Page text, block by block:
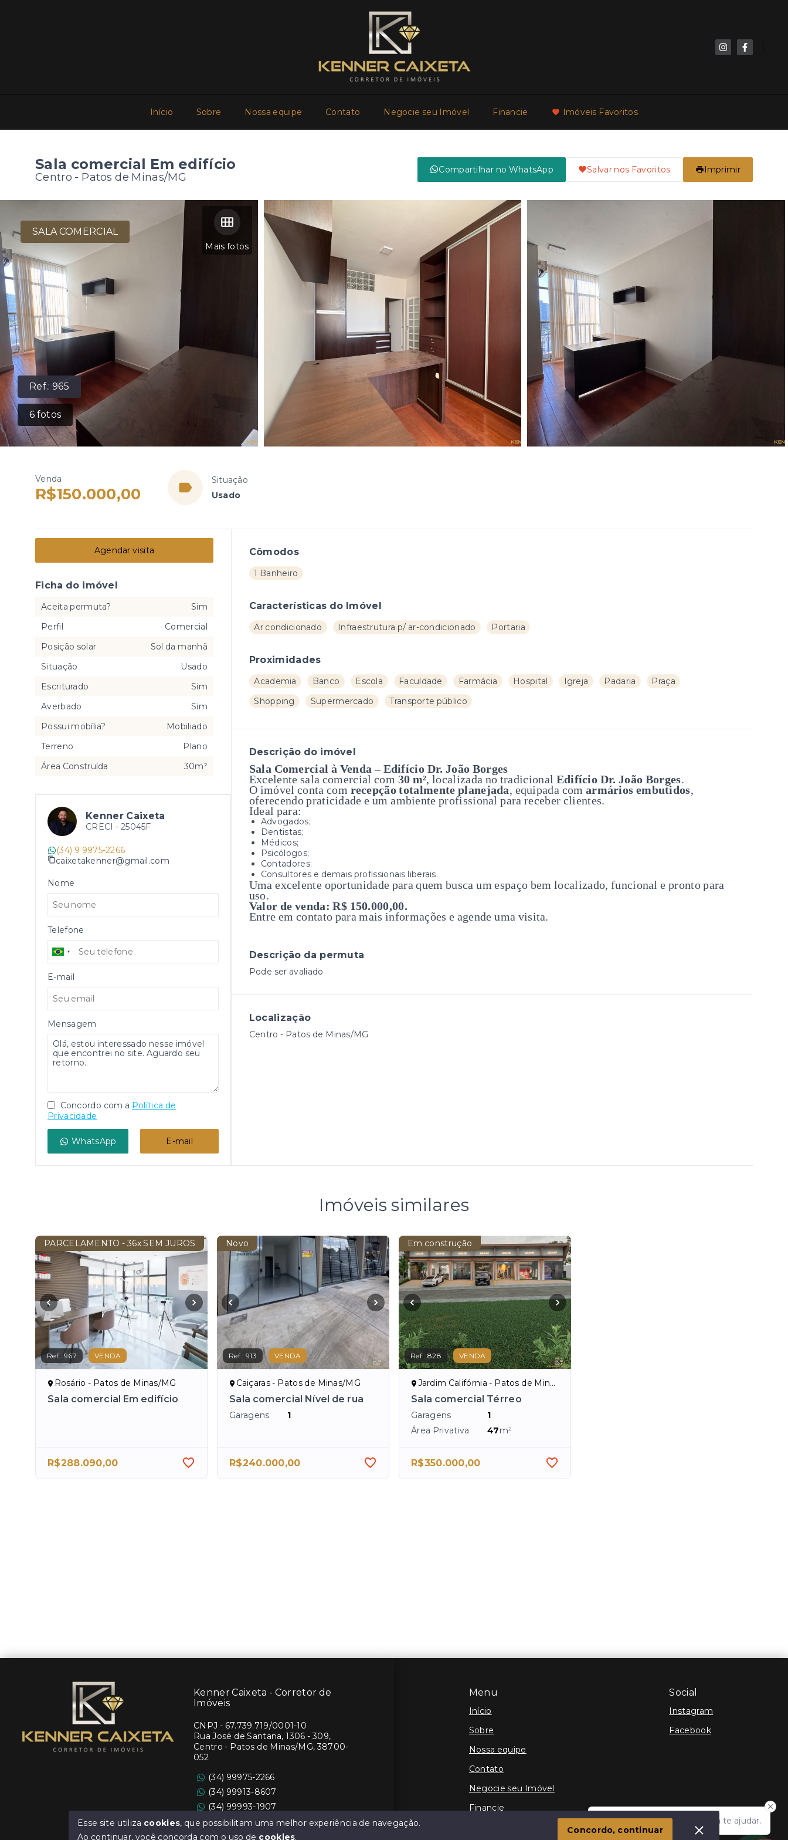
Início Sobre Nossa equipe Contato Negocie seu Imóvel Financie Imóveis Favoritos
Sala comercial Em edifício
Centro - Patos de Minas/MG
Compartilhar no WhatsApp Salvar nos Favoritos Imprimir
Ref.:965
6 fotos
Mais fotos
SALA COMERCIAL
Venda
R$150.000,00
Situação
Usado
Cômodos
1 Banheiro
Características do Imóvel
Ar condicionado Infraestrutura p/ ar-condicionado Portaria
Proximidades
Academia Banco Escola Faculdade Farmácia Hospital Igreja Padaria
Praça
Shopping
Supermercado Transporte público
Descrição do imóvel
Sala Comercial à Venda – Edifício Dr. João Borges
Excelente sala comercial com 30 m², localizada no tradicional Edifício Dr. João Borges.
O imóvel conta com recepção totalmente planejada, equipada com armários embutidos,
oferecendo praticidade e um ambiente profissional para receber clientes.
Ideal para:
Advogados;
Dentistas;
Médicos;
Psicólogos;
Contadores;
Consultores e demais profissionais liberais.
Uma excelente oportunidade para quem busca um espaço bem localizado, funcional e pronto para
uso.
Valor de venda: R$ 150.000,00.
Entre em contato para mais informações e agende uma visita.
Descrição da permuta
Pode ser avaliado
Localização
Centro - Patos de Minas/MG
Agendar visita
Ficha do imóvel
Aceita permuta?
Sim
Perfil
Comercial
Posição solar
Sol da manhã
Situação
Usado
Escriturado
Sim
Averbado
Sim
Possui mobília?
Mobiliado
Terreno
Plano
Área Construída
30m²
Kenner Caixeta
CRECI - 25045F
(34) 9 9975-2266
caixetakenner@gmail.com
Nome
Telefone
E-mail
Mensagem
Concordo com a Política de
Privacidade
WhatsApp E-mail
Imóveis similares
PARCELAMENTO - 36x SEM JUROS
Ref.:967 VENDA
Rosário - Patos de Minas/MG
Sala comercial Em edifício
R$288.090,00
Novo
Ref.:913 VENDA
Caiçaras - Patos de Minas/MG
Sala comercial Nível de rua
Garagens 1
R$240.000,00
Em construção
Ref.:828 VENDA
Jardim Califórnia - Patos de Minas/MG
Sala comercial Térreo
Garagens
1
Área Privativa
47m²
R$350.000,00
Olá! Estamos disponíveis para te ajudar.
Menu
Início
Sobre
Nossa equipe
Contato
Negocie seu Imóvel
Financie
Social
Instagram
Facebook
Kenner Caixeta - Corretor de
Imóveis
CNPJ - 67.739.719/0001-10
Rua José de Santana, 1306 - 309,
Centro - Patos de Minas/MG, 38700-
052
(34) 99975-2266
(34) 99913-8607
(34) 99993-1907
Ver e-mail
Esse site utiliza cookies, que possibilitam uma melhor experiência de navegação.
Ao continuar, você concorda com o uso de cookies.
Concordo, continuar